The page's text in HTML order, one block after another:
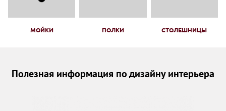
МОЙКИ ПОЛКИ СТОЛЕШНИЦЫ
Полезная информация по дизайну интерьера